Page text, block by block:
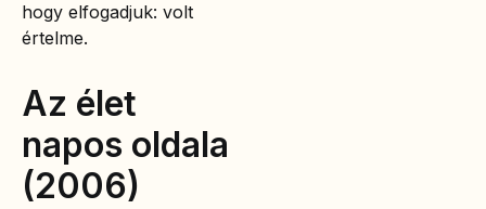
hogy elfogadjuk: volt
értelme.
Az élet
napos oldala
(2006)